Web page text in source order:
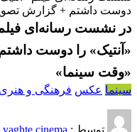
دوست داشتم + گزارش
در نشست رسانه‌ای
«آنتیک» را دوست
«وقت سینما»
سینما عکس فرهنگی و هنری